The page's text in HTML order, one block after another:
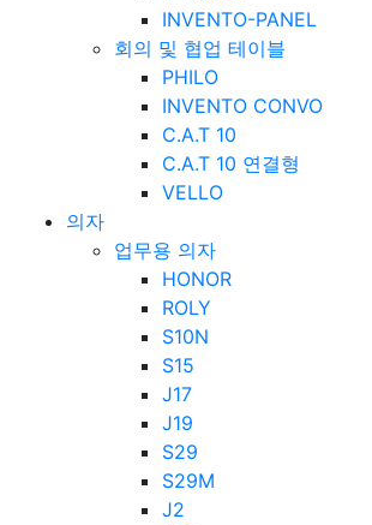
INVENTO-PANEL
회의 및 협업 테이블
PHILO
INVENTO CONVO
C.A.T 10
C.A.T 10 연결형
VELLO
의자
업무용 의자
HONOR
ROLY
S10N
S15
J17
J19
S29
S29M
J2